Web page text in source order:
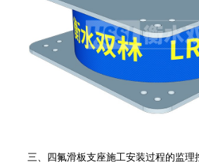
三、四氟滑板支座施工安装过程的监理